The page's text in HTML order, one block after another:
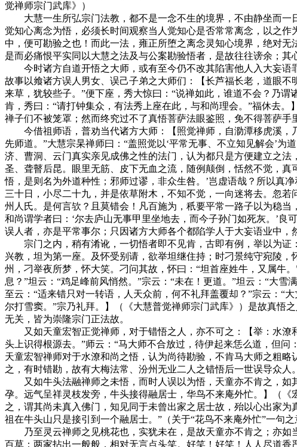
觉禅师宗门武库》）
大慧一生所弘宗门法教，都不是一念不生的境界，不由静坐而一
觉知心离念为悟，必须长时间观察当人觉知心是否常常离念，以之
中，便可勘验之也！而此一法，雍正所堕之离念灵知心境界，绝对
是而必痛恨平实同以大慧之法及与公案勘验悟者，是故往往谤余；其
今时诸方自道开悟之大师，或有至今仍不改其陷害他人入大妄语
故事以飨诸方误人男女、误己子弟之大师们：【长芦福长老，道眼
来草，犹较些子。”便下座，秀大惊曰：“说禅如此，谁道不会？乃
肯，秀曰：“请打钟集众，有法秀上座在此，与和尚理会。”福休去
禅子们不被笼罩；然而终究过不了真悟菩萨法眼鉴照，免不得菩萨
今借祖师语，普劝当代诸方大师：【照觉禅师，自泐潭移虎溪，
先师道。”大慧宗杲禅师曰：“盖照觉以‘平常无事、不立知见解会’
济、曹洞、云门真实亲见成佛之性的法门，认为都只是方便建立之
圣、聋瞽后昆。眼里无筋、皮下无血之流，随例颠倒，恬然不觉，
悟，是则名为外道种性；邪师过谬，非众生咎。’岂虚语哉？所以真
三十日，小尽二十九，并是依草附木，不知不觉，一向迷将去。忽若
州人氏。是何言欤？且莫错会！凡百施为，秖要平常一路子以为稳
和尚谓学者曰：‘尔去庐山无事甲里坐地去，而今子孙门如死灰。’
误人者，亦是平常事尔；只因诸方大师各个都陷学人于大妄语业中
宗门之内，稍有淆讹，一切悟者即不见肯，古即有例，举以为证
兴教，坦为第一座。及怀受别请，欲举坦继住持；时刁景纯守宛陵
州，刁举夜所梦，怀大笑。刁问其故，怀曰：“坦首座姓牛，又属牛
息？”坦云：“鸡足峰前风悄然。”宗云：“未在！更道。”坦云：“大
至云：“适来错只对一转语，人天众前，何不礼拜盖覆却？”宗云：“
尔打雪窦。”宗乃礼拜。】（《大慧普觉禅师宗门武库》）是故真悟
无关，皆为崇隆宗门正法故。
又如天童宏智正觉禅师，对于错悟之人，亦不可之：【举：水潦
头上识得根源去。”师云：“马大师不合放过，待伊起来恁么道，但
天童宏智禅师对于水潦和尚之悟，认为尚待勘验，不肯马大师之粗
之，有时错勘，故有大梅法常、汾州无业二人之错悟后一世误导众人。
又如牛头法融禅师之未悟，而时人误以为悟，天童亦不肯之，如
孕。远气呈祥灵枝发旁，牛头接得融居士，华鸟不来庵外忙。】（
之，谓其尚未真入佛门，知见同于未曾出家之居士故，殆以心出家
祖在牛头山只是接引到一个融居士。”（关于“花鸟不来庵外忙”一句
乃至灵云禅师之见桃花也，实犹未在，是故天童亦不肯之；亦如
百草；两家拈出一般般，相对无言点头笑。好笑！好笑！人人尽道香